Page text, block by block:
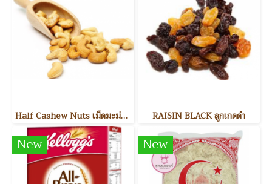
Half Cashew Nuts เม็ดมะม่วงหิมพานต์แบ่งครึ่ง RAISIN BLACK ลูกเกดดำ
New New